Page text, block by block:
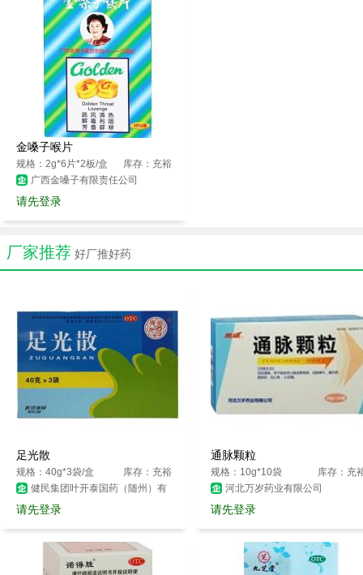
金嗓子喉片
规格：2g*6片*2板/盒
库存：充裕
广西金嗓子有限责任公司
请先登录
厂家推荐 好厂推好药
足光散
规格：40g*3袋/盒
库存：充裕
健民集团叶开泰国药（随州）有
限公司
请先登录
通脉颗粒
规格：10g*10袋
库存：充
河北万岁药业有限公司
请先登录